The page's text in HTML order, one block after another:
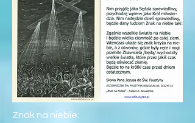
Znak na niebie: